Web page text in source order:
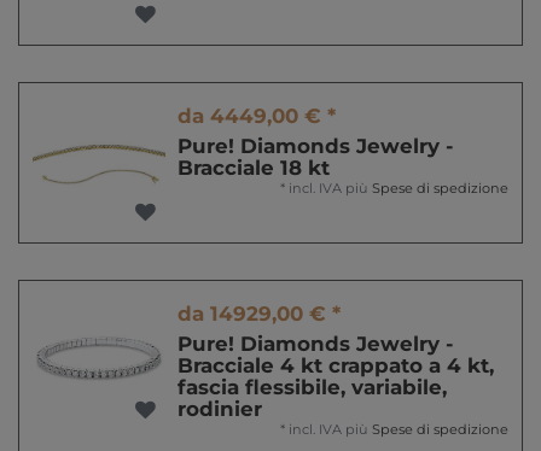
da 4449,00 € *
Pure! Diamonds Jewelry -
Bracciale 18 kt
* incl. IVA più Spese di spedizione
da 14929,00 € *
Pure! Diamonds Jewelry -
Bracciale 4 kt crappato a 4 kt,
fascia flessibile, variabile,
rodinier
* incl. IVA più Spese di spedizione